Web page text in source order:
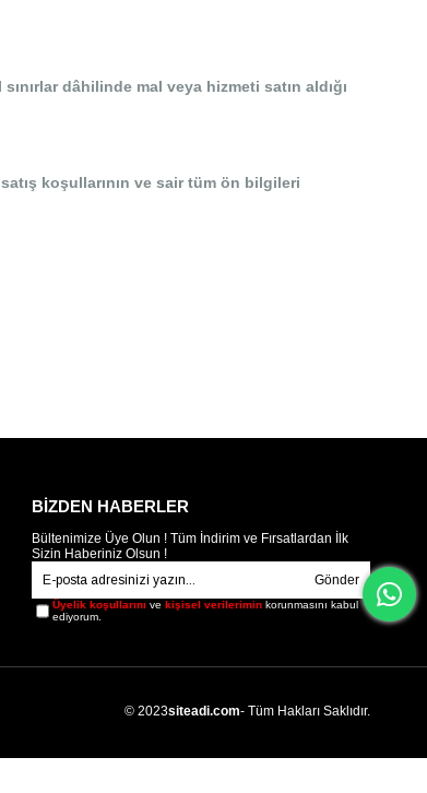
dâhilinde mal veya hizmeti satın aldığı
koşullarının ve sair tüm ön bilgileri
BİZDEN HABERLER
Bültenimize Üye Olun ! Tüm İndirim ve Fırsatlardan İlk
Sizin Haberiniz Olsun !
Gönder
Üyelik koşullarını ve kişisel verileriminkorunmasını kabul
ediyorum.
© 2023siteadi.com- Tüm Hakları Saklıdır.